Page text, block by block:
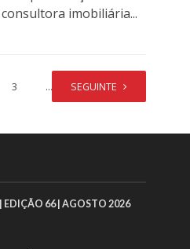
imobiliária...
3 … 5
SEGUINTE
EDIÇÃO 66 | AGOSTO 2026